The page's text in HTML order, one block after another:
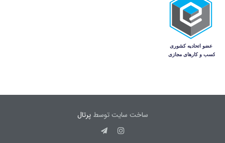
ساخت سایت توسطپرتال